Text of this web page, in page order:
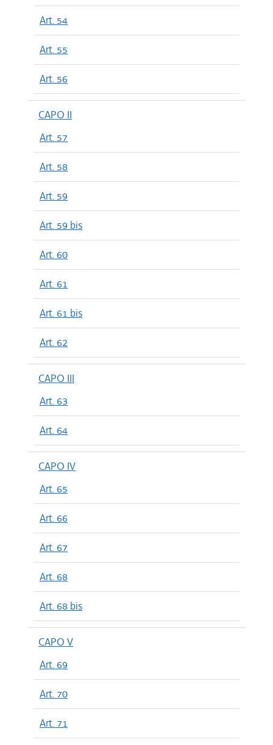
Art. 54
Art. 55
Art. 56
CAPO II
Art. 57
Art. 58
Art. 59
Art. 59 bis
Art. 60
Art. 61
Art. 61 bis
Art. 62
CAPO III
Art. 63
Art. 64
CAPO IV
Art. 65
Art. 66
Art. 67
Art. 68
Art. 68 bis
CAPO V
Art. 69
Art. 70
Art. 71